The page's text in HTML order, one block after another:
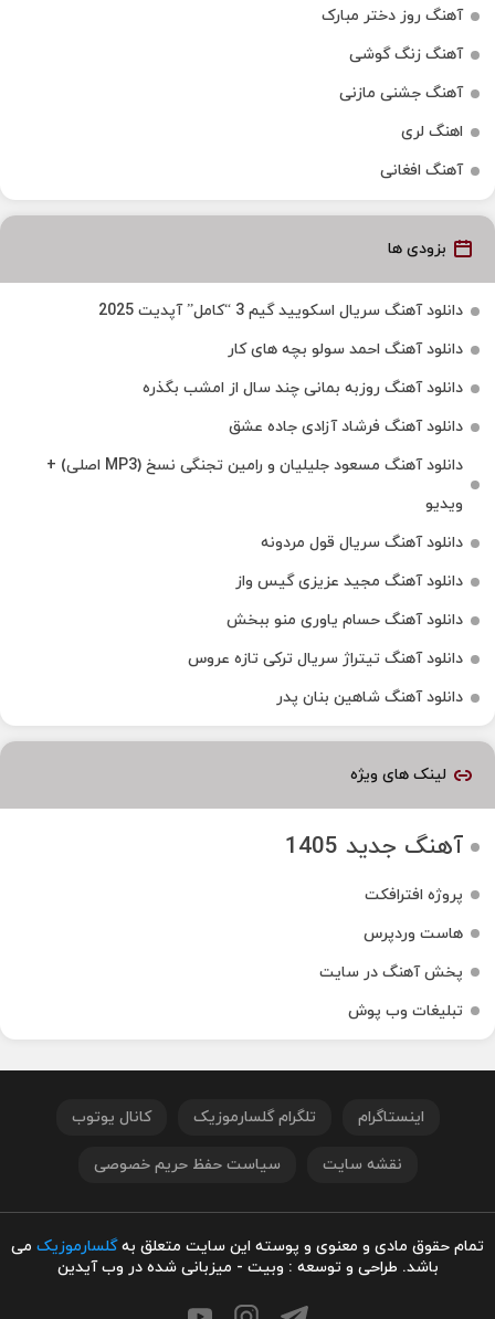
آهنگ روز دختر مبارک
آهنگ زنگ گوشی
آهنگ جشنی مازنی
اهنگ لری
آهنگ افغانی
بزودی ها
دانلود آهنگ سریال اسکویید گیم 3 “کامل” آپدیت 2025
دانلود آهنگ احمد سولو بچه های کار
دانلود آهنگ روزبه بمانی چند سال از امشب بگذره
دانلود آهنگ فرشاد آزادی جاده عشق
دانلود آهنگ مسعود جلیلیان و رامین تجنگی نسخ (MP3 اصلی) +
ویدیو
دانلود آهنگ سریال قول مردونه
دانلود آهنگ مجید عزیزی گیس واز
دانلود آهنگ حسام یاوری منو ببخش
دانلود آهنگ تیتراژ سریال ترکی تازه عروس
دانلود آهنگ شاهین بنان پدر
لینک های ویژه
آهنگ جدید 1405
پروژه افترافکت
هاست وردپرس
پخش آهنگ در سایت
تبلیغات وب پوش
اینستاگرام تلگرام گلسارموزیک کانال یوتوب
نقشه سایت سیاست حفظ حریم خصوصی
تمام حقوق مادی و معنوی و پوسته این سایت متعلق بهگلسارموزیک می
باشد. طراحی و توسعه : وبیت - میزبانی شده در وب آیدین